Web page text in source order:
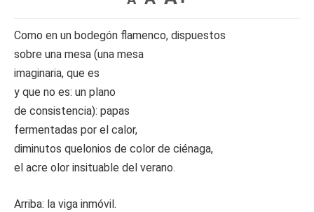
Como en un bodegón flamenco, dispuestos
sobre una mesa (una mesa
imaginaria, que es
y que no es: un plano
de consistencia): papas
fermentadas por el calor,
diminutos quelonios de color de ciénaga,
el acre olor insituable del verano.
Arriba: la viga inmóvil.